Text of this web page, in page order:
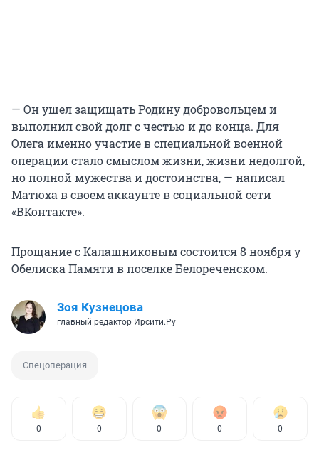
— Он ушел защищать Родину добровольцем и
выполнил свой долг с честью и до конца. Для
Олега именно участие в специальной военной
операции стало смыслом жизни, жизни недолгой,
но полной мужества и достоинства, — написал
Матюха в своем аккаунте в социальной сети
«ВКонтакте».
Прощание с Калашниковым состоится 8 ноября у
Обелиска Памяти в поселке Белореченском.
Зоя Кузнецова
главный редактор Ирсити.Ру
Спецоперация
0 0 0 0 0